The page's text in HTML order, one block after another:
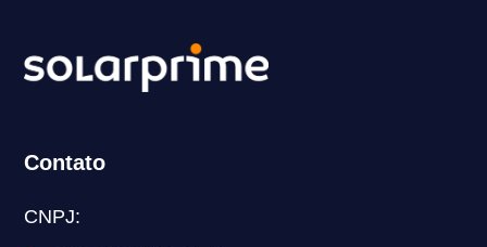
Contato
CNPJ: